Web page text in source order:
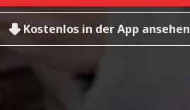
Kostenlos in der App ansehen